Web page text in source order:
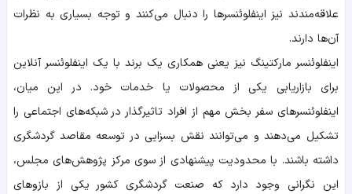
علاقه‌مندند نیز اینفلوئنسرها را دنبال می‌کنند و توجه بسیاری به نظرات
آن‌ها دارند.
اینفلوئنسر مارکتینگ نیز یعنی همکاری یک برند با یک اینفلوئنسر آنلاین
برای بازاریابی یکی از محصولات یا خدمات خود. در این میان،
اینفلوئنسرهای سفر بخش مهم از افراد تاثیرگذار در شبکه‌های اجتماعی را
تشکیل می‌دهند و می‌توانند نقش بسزایی در توسعه مقاصد گردشگری
داشته باشند. با محدودیت‌ پیشنهادی از سوی مرکز پژوهش‌های مجلس،
این نگرانی وجود دارد که صنعت گردشگری کشور یکی از بازوهای